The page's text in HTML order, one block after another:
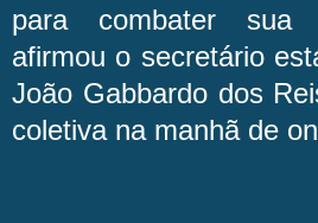
para combater sua
afirmou o secretário
João Gabbardo dos
coletiva na manhã de